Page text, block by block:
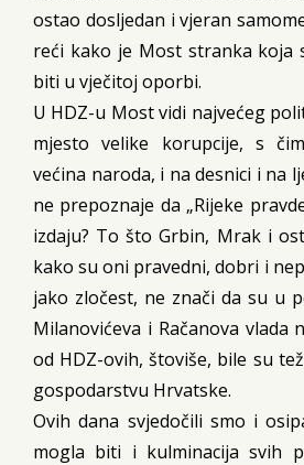
ostao dosljedan i vjeran
reći kako je Most stranka koja
biti u vječitoj oporbi.
U HDZ-u Most vidi najvećeg
mjesto velike korupcije, s
većina naroda, i na desnici i na
ne prepoznaje da „Rijeke
izdaju? To što Grbin, Mrak i
kako su oni pravedni, dobri i
jako zločest, ne znači da su u
Milanovićeva i Račanova vlada
od HDZ-ovih, štoviše, bile su
gospodarstvu Hrvatske.
Ovih dana svjedočili smo i
mogla biti i kulminacija svih